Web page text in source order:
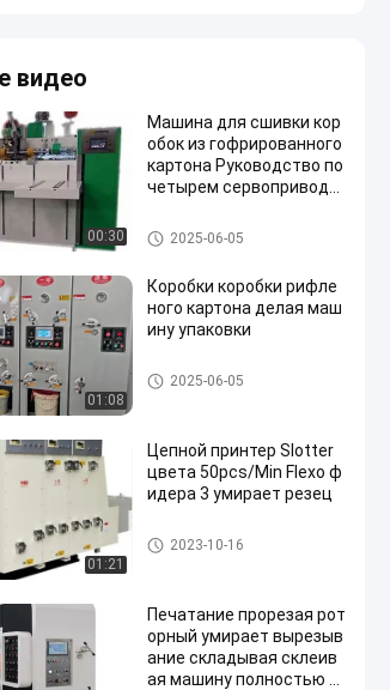
видео
00:30
Машина для сшивки кор
обок из гофрированного
картона Руководство по
четырем сервопривода
Машина коробки коробки ши
ть
2025-06-05
01:08
Коробки коробки рифле
ного картона делая маш
ину упаковки
Рифленая машина коробки к
оробки
2025-06-05
01:21
Цепной принтер Slotter
цвета 50pcs/Min Flexo ф
идера 3 умирает резец
Принтер Slotter Flexo умирает
резец
2023-10-16
Печатание прорезая рот
орный умирает вырезыв
ание складывая склеив
ая машину полностью а